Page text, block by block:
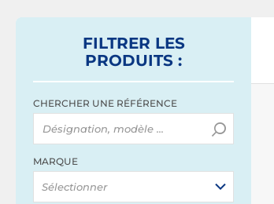
FILTRER LES
PRODUITS :
CHERCHER UNE RÉFÉRENCE
MARQUE
Sélectionner